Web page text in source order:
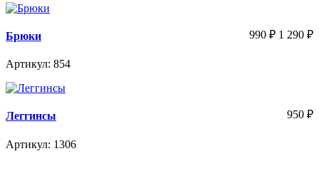
Брюки
Артикул: 854
990 ₽ 1 290 ₽
Леггинсы
Артикул: 1306
950 ₽